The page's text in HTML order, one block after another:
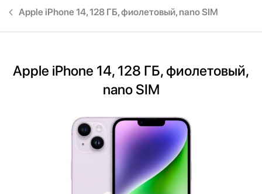
Apple iPhone 14, 128 ГБ, фиолетовый, nano SIM
Apple iPhone 14, 128 ГБ, фиолетовый,
nano SIM